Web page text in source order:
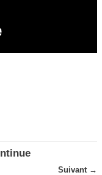
Suivant →